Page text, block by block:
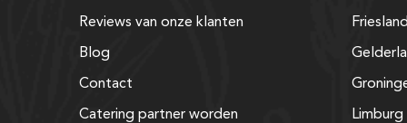
Reviews van onze klanten
Blog
Contact
Catering partner worden
Friesland
Limburg